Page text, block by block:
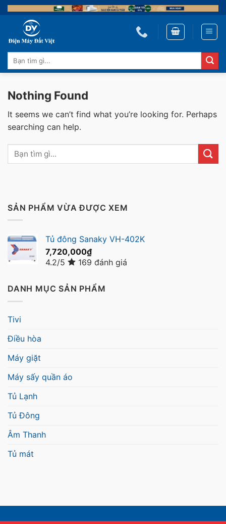
Skip
to
content
Tìm
kiếm:
Nothing Found
It seems we can’t find what you’re looking for. Perhaps
searching can help.
SẢN PHẨM VỪA ĐƯỢC XEM
Tủ đông Sanaky VH-402K
7,720,000₫
4.2/5
169 đánh giá
DANH MỤC SẢN PHẨM
Tivi
Điều hòa
Máy giặt
Máy sấy quần áo
Tủ Lạnh
Tủ Đông
Âm Thanh
Tủ mát